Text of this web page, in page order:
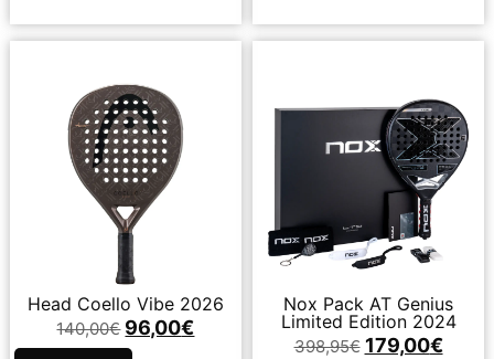
Head Coello Vibe 2026
140,00€ 96,00€
Nox Pack AT Genius
Limited Edition 2024
398,95€ 179,00€